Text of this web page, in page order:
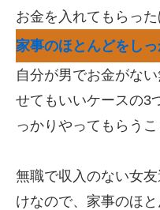
お金を入れてもらった
家事のほとんどをし
自分が男でお金がな
せてもいいケースの3
っかりやってもらうこ
無職で収入のない女
けなので、家事のほ